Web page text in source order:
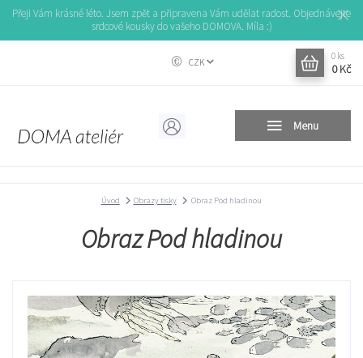
Přeji Vám krásné léto. Jsem zpět a připravena Vám udělat radost. Objednávejte
srdcové kousky do vašeho DOMOVA. Míla :)
Menu
CZK
0 ks
0 Kč
Úvod Obrazy tisky Obraz Pod hladinou
Obraz Pod hladinou